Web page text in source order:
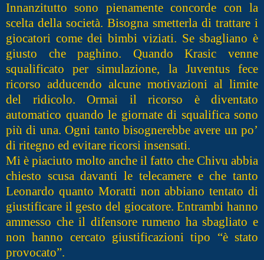
Innanzitutto sono pienamente concorde con la
scelta della società. Bisogna smetterla di trattare i
giocatori come dei bimbi viziati. Se sbagliano è
giusto che paghino. Quando Krasic venne
squalificato per simulazione, la Juventus fece
ricorso adducendo alcune motivazioni al limite
del ridicolo. Ormai il ricorso è diventato
automatico quando le giornate di squalifica sono
più di una. Ogni tanto bisognerebbe avere un po’
di ritegno ed evitare ricorsi insensati.
Mi è piaciuto molto anche il fatto che Chivu abbia
chiesto scusa davanti le telecamere e che tanto
Leonardo quanto Moratti non abbiano tentato di
giustificare il gesto del giocatore. Entrambi hanno
ammesso che il difensore rumeno ha sbagliato e
non hanno cercato giustificazioni tipo “è stato
provocato”.